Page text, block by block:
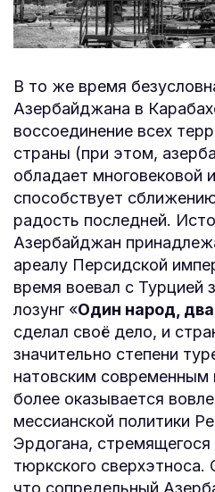
В то же время
Азербайджана в
воссоединение всех
страны (при этом,
обладает многовековой
способствует
радость последней.
Азербайджан
ареалу Персидской
время воевал с Турцией
лозунг «Один народ,
сделал своё дело, и
значительно степени
натовским
более оказывается
мессианской политики
Эрдогана, стремящегося
тюркского сверхэтноса.
что сопредельный